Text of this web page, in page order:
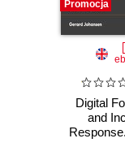
Promocja
Digital
and